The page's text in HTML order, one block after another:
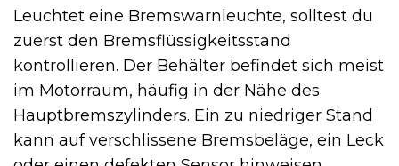
Leuchtet eine Bremswarnleuchte, solltest du
zuerst den Bremsflüssigkeitsstand
kontrollieren. Der Behälter befindet sich meist
im Motorraum, häufig in der Nähe des
Hauptbremszylinders. Ein zu niedriger Stand
kann auf verschlissene Bremsbeläge, ein Leck